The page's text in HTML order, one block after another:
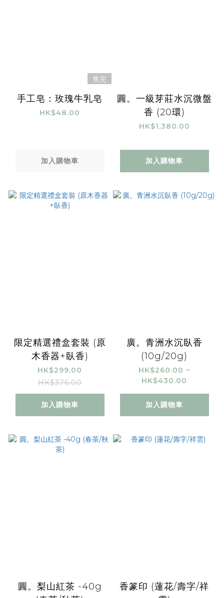
售完
手工皂：玫瑰牛乳皂
HK$48.00
加入購物車
圓。一級芽莊水沉微盤
香 (20環)
HK$1,380.00
加入購物車
限定精選禮盒套裝 (原
木香器+臥香)
HK$299.00
HK$376.00
加入購物車
廣。青洲水沉臥香
(10g/20g)
HK$260.00 ~
HK$430.00
加入購物車
圓。梨山紅茶 -40g
香篆印 (蓮花/壽字/祥